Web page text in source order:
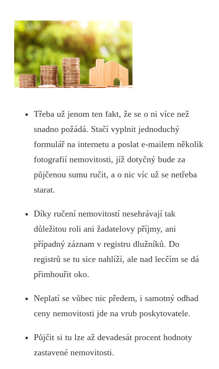
Třeba už jenom ten fakt, že se o ni více než
snadno požádá. Stačí vyplnit jednoduchý
formulář na internetu a poslat e-mailem několik
fotografií nemovitosti, jíž dotyčný bude za
půjčenou sumu ručit, a o nic víc už se netřeba
starat.
Díky ručení nemovitostí nesehrávají tak
důležitou roli ani žadatelovy příjmy, ani
případný záznam v registru dlužníků. Do
registrů se tu sice nahlíží, ale nad lecčím se dá
přimhouřit oko.
Neplatí se vůbec nic předem, i samotný odhad
ceny nemovitosti jde na vrub poskytovatele.
Půjčit si tu lze až devadesát procent hodnoty
zastavené nemovitosti.